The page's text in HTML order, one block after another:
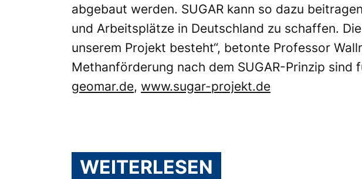
abgebaut werden. SUGAR kann so dazu
und Arbeitsplätze in Deutschland zu schaffen.
unserem Projekt besteht“, betonte Professor
Methanförderung nach dem SUGAR-Prinzip
geomar.de, www.sugar-projekt.de
WEITERLESEN